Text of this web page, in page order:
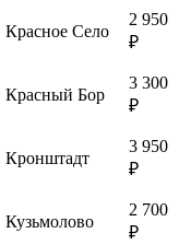
Красное Село
2 950
₽
Красный Бор
3 300
₽
Кронштадт
3 950
₽
Кузьмолово
2 700
₽